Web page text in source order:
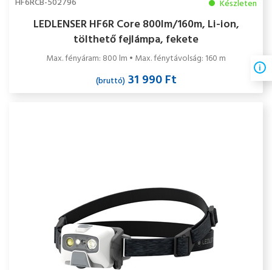
Készleten
LEDLENSER HF6R Core 800lm/160m, Li-ion,
tölthető fejlámpa, fekete
Max. fényáram: 800 lm • Max. fénytávolság: 160 m
(bruttó)31 990 Ft